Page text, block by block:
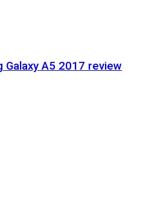
Galaxy A5 2017 review